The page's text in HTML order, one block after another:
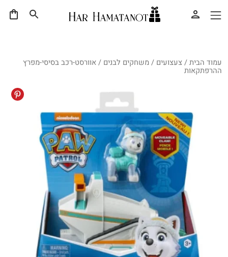
עמוד הבית/צעצועים /משחקים לבנים / אוורסט-רכב בסיסי-מפרץ
ההרפתקאות